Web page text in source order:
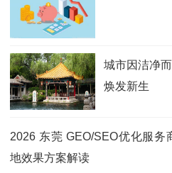
城市因洁净
焕发新生
2026 东莞 GEO/SEO优化服
地效果方案解读